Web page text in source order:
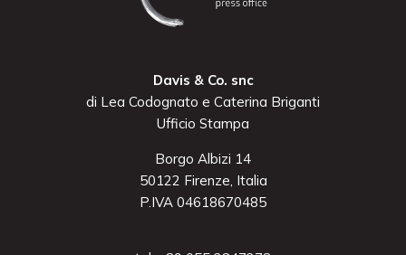
Davis & Co. snc
di Lea Codognato e Caterina Briganti
Ufficio Stampa
Borgo Albizi 14
50122 Firenze, Italia
P.IVA 04618670485